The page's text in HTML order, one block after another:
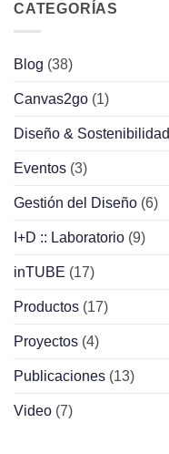
CATEGORÍAS
Blog (38)
Canvas2go (1)
Diseño & Sostenibilidad
Eventos (3)
Gestión del Diseño (6)
I+D :: Laboratorio (9)
inTUBE (17)
Productos (17)
Proyectos (4)
Publicaciones (13)
Video (7)